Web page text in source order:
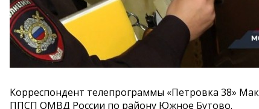
Корреспондент телепрограммы «Петровка 38»
ППСП ОМВД России по району Южное Бутово.